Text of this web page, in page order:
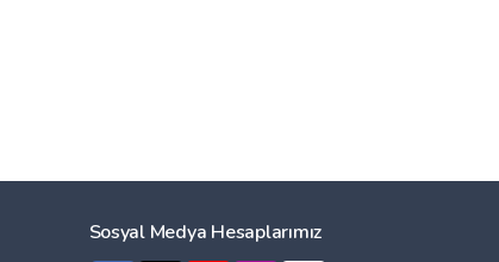
Sosyal Medya Hesaplarımız